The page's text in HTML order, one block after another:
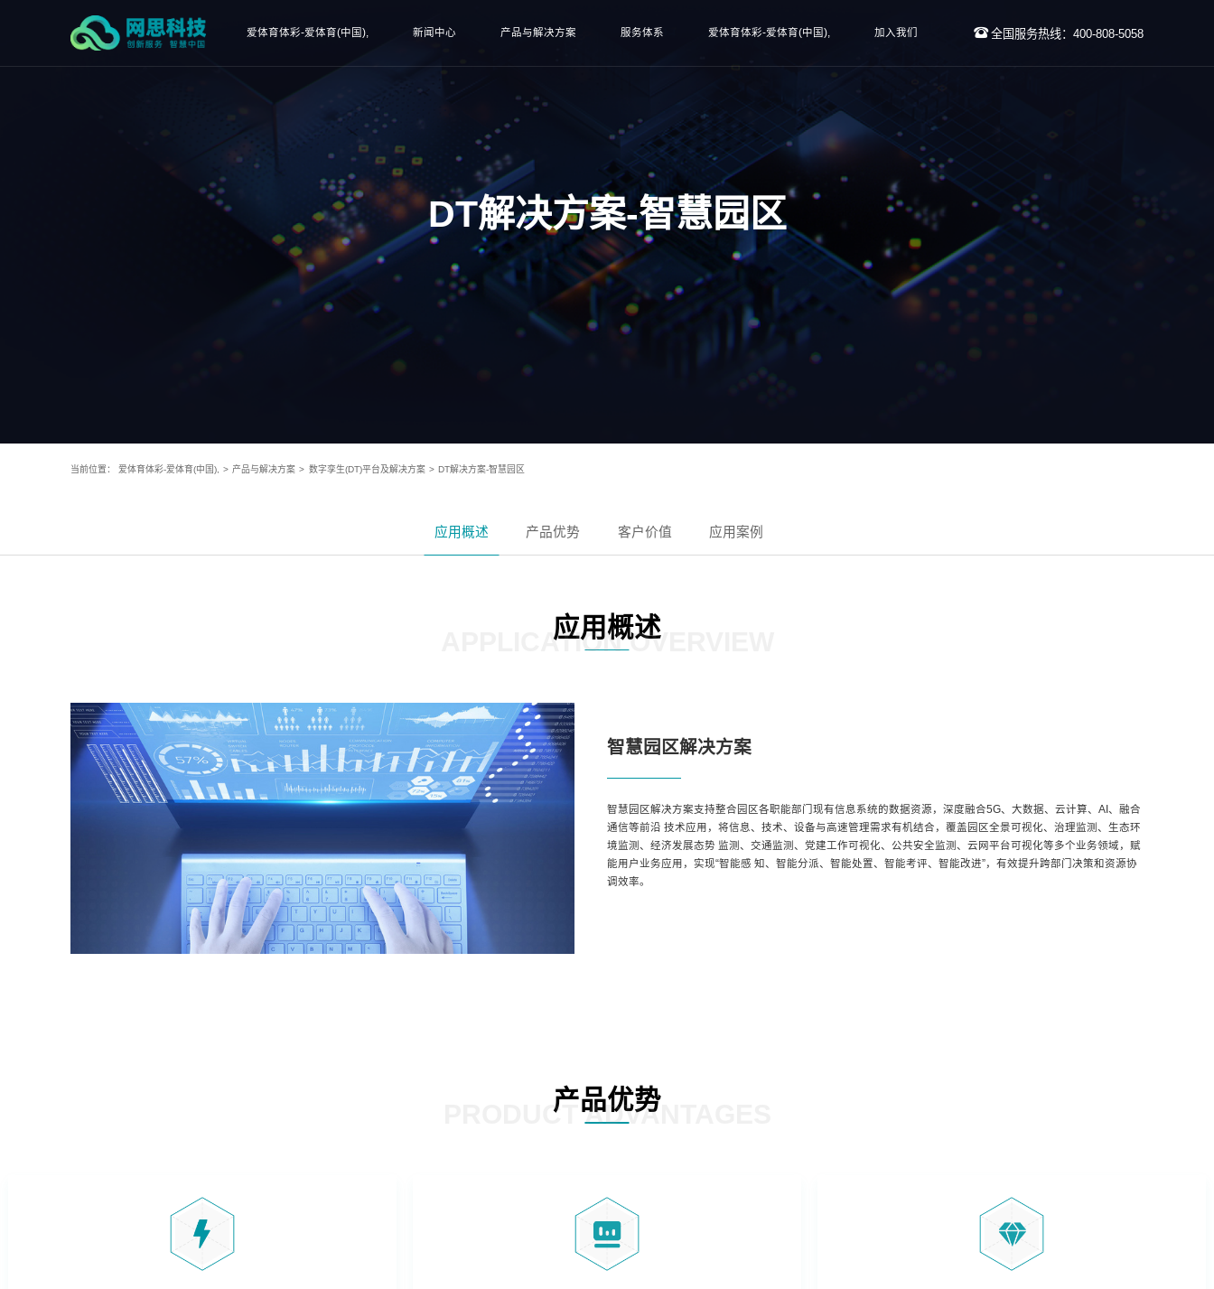
爱体育体彩-爱体育(中国), 新闻中心 产品与解决方案 服务体系 爱体育体彩-爱体育(中国), 加入我们 全国服务热线：400-808-5058
DT解决方案-智慧园区
当前位置： 爱体育体彩-爱体育(中国), > 产品与解决方案 > 数字孪生(DT)平台及解决方案 > DT解决方案-智慧园区
应用概述 产品优势 客户价值 应用案例
应用概述
APPLICATION OVERVIEW
智慧园区解决方案
智慧园区解决方案支持整合园区各职能部门现有信息系统的数据资源，深度融合5G、大数据、云计算、AI、融合
通信等前沿 技术应用，将信息、技术、设备与高速管理需求有机结合，覆盖园区全景可视化、治理监测、生态环
境监测、经济发展态势 监测、交通监测、党建工作可视化、公共安全监测、云网平台可视化等多个业务领域，赋
能用户业务应用，实现“智能感 知、智能分派、智能处置、智能考评、智能改进”，有效提升跨部门决策和资源协
调效率。
产品优势
PRODUCT ADVANTAGES